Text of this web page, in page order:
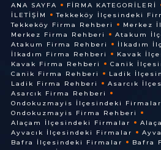
ANA SAYFA FIRMA KATEGORILERI
İLETIŞIM
Tekkeköy İlçesindeki
Tekkeköy Firma Rehberi
Merkez
Merkez Firma Rehberi
Atakum
Atakum Firma Rehberi
İlkadım
İlkadım Firma Rehberi
Kavak
Kavak Firma Rehberi
Canik
Canik Firma Rehberi
Ladik
Ladik Firma Rehberi
Asarcık
Asarcık Firma Rehberi
Ondokuzmayis İlçesindeki Firmalar
Ondokuzmayis Firma Rehberi
Alaçam İlçesindeki Firmalar
Ayvacık İlçesindeki Firmalar
Bafra İlçesindeki Firmalar
Bafra